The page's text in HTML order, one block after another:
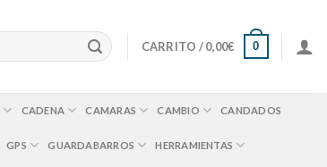
CARRITO /0,00€ 0
CADENA CAMARAS CAMBIO CANDADOS
GPS GUARDABARROS HERRAMIENTAS